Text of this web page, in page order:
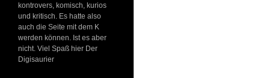
kontrovers, komisch, kurios
und kritisch. Es hatte also
auch die Seite mit dem K
werden können. Ist es aber
nicht. Viel Spaß hier Der
Digisaurier